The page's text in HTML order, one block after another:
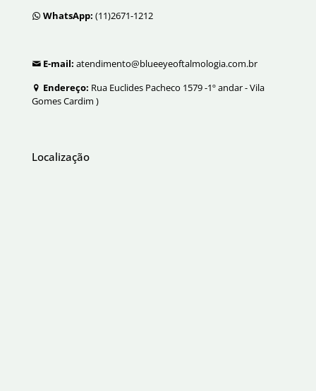
WhatsApp: (11)2671-1212
E-mail: atendimento@blueeyeoftalmologia.com.br
Endereço: Rua Euclides Pacheco 1579 -1º andar - Vila
Gomes Cardim )
Localização